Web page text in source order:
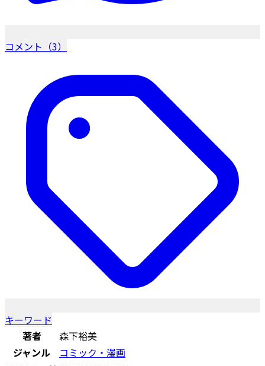
コメント（3）
キーワード
著者
森下裕美
ジャンル
コミック・漫画